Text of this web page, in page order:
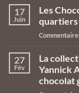
17
Juin
Les
quartiers
27
Fév
La
Yannick
chocolat